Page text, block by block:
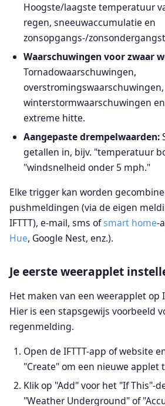
Hoogste/laagste temperatuur
regen, sneeuwaccumulatie en
zonsopgangs-/
Waarschuwingen voor zwaar
Tornadowaarschuwingen,
overstromingswaarschuwingen,
winterstormwaarschuwingen
extreme hitte.
Aangepaste drempelwaarden:
getallen in, bijv. "temperatuur
"windsnelheid onder 5 mph."
Elke trigger kan worden
pushmeldingen (via de eigen
IFTTT), e-mail, sms ofsmart home-
Hue, Google Nest, enz.).
Je eerste weerapplet
Het maken van een weerapplet op
Hier is een stapsgewijs voorbeeld
regenmelding.
Open de IFTTT-app of website
"Create" om een nieuwe applet
Klik op "Add" voor het "If This"-
"Weather Underground" of